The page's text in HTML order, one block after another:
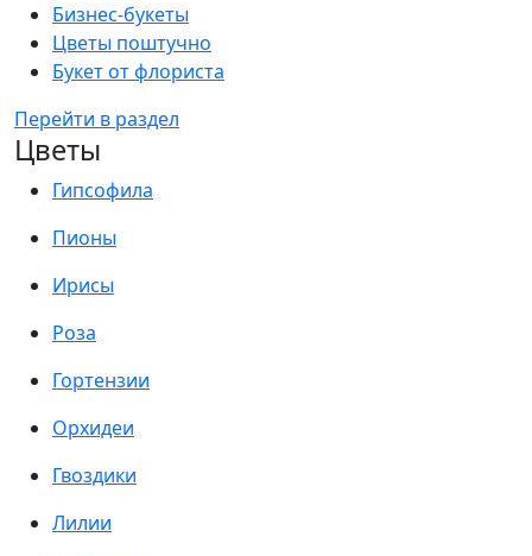
Бизнес-букеты
Цветы поштучно
Букет от флориста
Перейти в раздел
Цветы
Гипсофила
Пионы
Ирисы
Роза
Гортензии
Орхидеи
Гвоздики
Лилии